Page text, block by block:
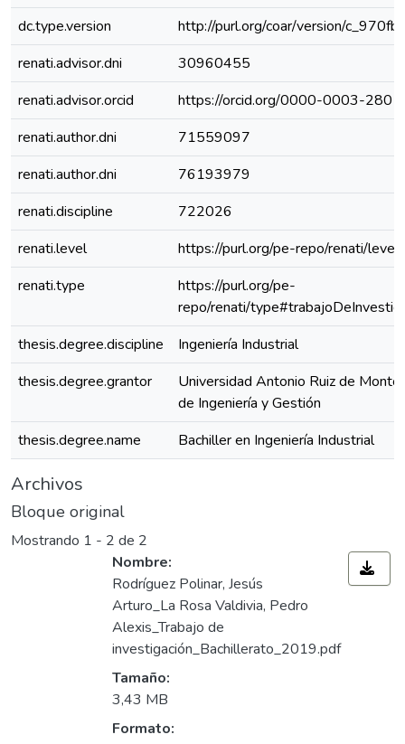
dc.type.version
http://purl.org/coar/version/
renati.advisor.dni
30960455
renati.advisor.orcid
https://orcid.org/0000-0003-
renati.author.dni
71559097
renati.author.dni
76193979
renati.discipline
722026
renati.level
https://purl.org/pe-repo/renati/
renati.type
https://purl.org/pe-
repo/renati/
thesis.degree.discipline
Ingeniería Industrial
thesis.degree.grantor
Universidad Antonio Ruiz de
de Ingeniería y Gestión
thesis.degree.name
Bachiller en Ingeniería Industrial
Archivos
Bloque original
Mostrando 1 - 2 de 2
Nombre:
Rodríguez Polinar, Jesús
Arturo_La Rosa Valdivia, Pedro
Alexis_Trabajo de
investigación_Bachillerato_2019.pdf
Tamaño:
3,43 MB
Formato: